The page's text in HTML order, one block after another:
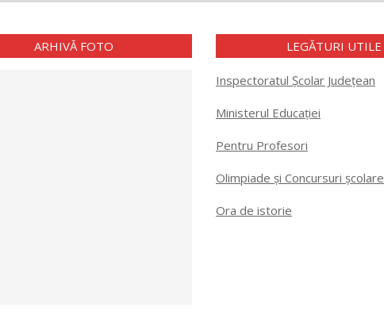
ARHIVĂ FOTO LEGĂTURI UTILE
Inspectoratul Școlar Județean
Ministerul Educației
Pentru Profesori
Olimpiade și Concursuri școlare
Ora de istorie